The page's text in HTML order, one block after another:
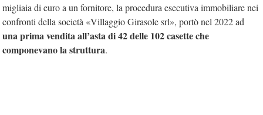
migliaia di euro a un fornitore, la procedura esecutiva immobiliare nei
confronti della società «Villaggio Girasole srl», portò nel 2022 ad
una prima vendita all’asta di 42 delle 102 casette che
componevano la struttura.